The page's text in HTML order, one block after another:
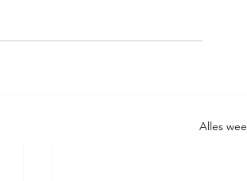
Alles